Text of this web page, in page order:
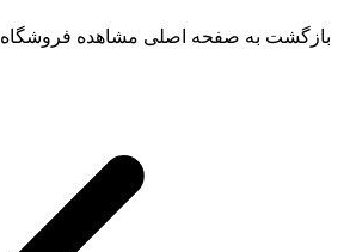
بازگشت به صفحه اصلی مشاهده فروشگاه